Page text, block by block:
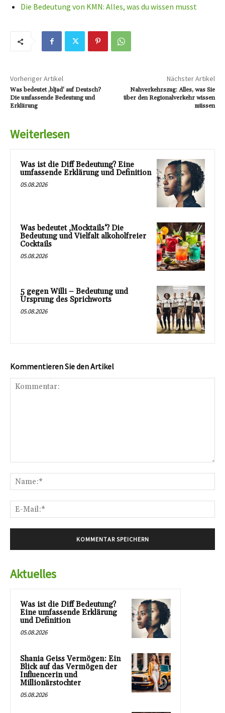
Die Bedeutung von KMN: Alles, was du wissen musst
Vorheriger Artikel
Was bedeutet ‚bljad‘ auf Deutsch?
Die umfassende Bedeutung und
Erklärung
Nächster Artikel
Nahverkehrszug: Alles, was Sie
über den Regionalverkehr wissen
müssen
Weiterlesen
Was ist die Diff Bedeutung? Eine
umfassende Erklärung und Definition
05.08.2026
Was bedeutet ‚Mocktails‘? Die
Bedeutung und Vielfalt alkoholfreier
Cocktails
05.08.2026
5 gegen Willi – Bedeutung und
Ursprung des Sprichworts
05.08.2026
Kommentieren Sie den Artikel
Aktuelles
Was ist die Diff Bedeutung?
Eine umfassende Erklärung
und Definition
05.08.2026
Shania Geiss Vermögen: Ein
Blick auf das Vermögen der
Influencerin und
Millionärstochter
05.08.2026